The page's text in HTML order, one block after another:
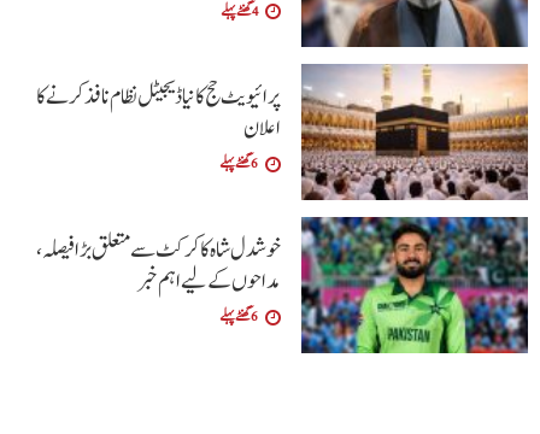
4 گھنٹے پہلے
پرائیویٹ حج کا نیا ڈیجیٹل نظام نافذ کرنے کا
اعلان
6 گھنٹے پہلے
خوشدل شاہ کا کرکٹ سے متعلق بڑا فیصلہ،
مداحوں کے لیے اہم خبر
6 گھنٹے پہلے